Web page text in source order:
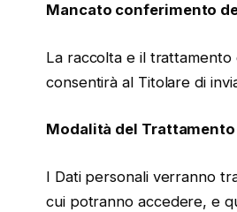
Mancato conferimento
La raccolta e il trattamento
consentirà al Titolare di
Modalità del Trattamento
I Dati personali verranno
cui potranno accedere, e